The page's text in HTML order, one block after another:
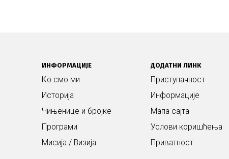
ИНФОРМАЦИЈЕ
Ко смо ми
Историја
Чињенице и бројке
Програми
Мисија / Визија
ДОДАТНИ ЛИНК
Приступачност
Информације
Мапа сајта
Услови коришћења
Приватност